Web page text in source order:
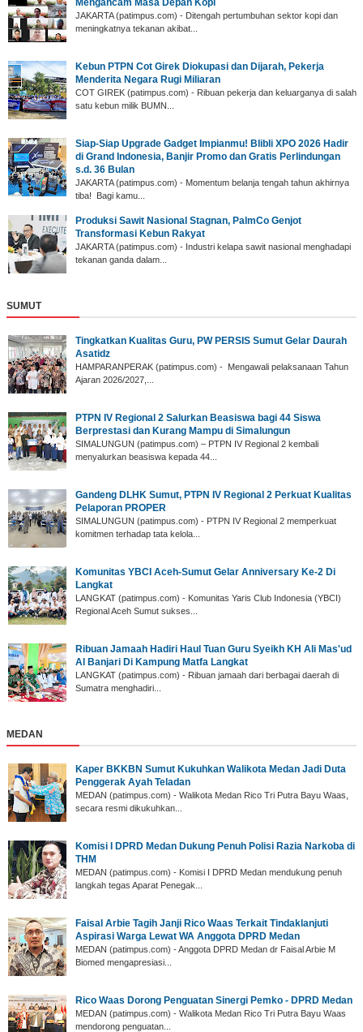
JAKARTA (patimpus.com) - Ditengah pertumbuhan sektor kopi dan
meningkatnya tekanan akibat...
Kebun PTPN Cot Girek Diokupasi dan Dijarah, Pekerja
Menderita Negara Rugi Miliaran
COT GIREK (patimpus.com) - Ribuan pekerja dan keluarganya di salah
satu kebun milik BUMN...
Siap-Siap Upgrade Gadget Impianmu! Blibli XPO 2026 Hadir
di Grand Indonesia, Banjir Promo dan Gratis Perlindungan
s.d. 36 Bulan
JAKARTA (patimpus.com) - Momentum belanja tengah tahun akhirnya
tiba! Bagi kamu...
Produksi Sawit Nasional Stagnan, PalmCo Genjot
Transformasi Kebun Rakyat
JAKARTA (patimpus.com) - Industri kelapa sawit nasional menghadapi
tekanan ganda dalam...
SUMUT
‎Tingkatkan Kualitas Guru, PW PERSIS Sumut Gelar Daurah
Asatidz
‎HAMPARANPERAK (patimpus.com) - Mengawali pelaksanaan Tahun
Ajaran 2026/2027,...
PTPN IV Regional 2 Salurkan Beasiswa bagi 44 Siswa
Berprestasi dan Kurang Mampu di Simalungun
SIMALUNGUN (patimpus.com) – PTPN IV Regional 2 kembali
menyalurkan beasiswa kepada 44...
Gandeng DLHK Sumut, PTPN IV Regional 2 Perkuat Kualitas
Pelaporan PROPER
SIMALUNGUN (patimpus.com) - PTPN IV Regional 2 memperkuat
komitmen terhadap tata kelola...
‎Komunitas YBCI Aceh-Sumut Gelar Anniversary Ke-2 Di
Langkat
LANGKAT (patimpus.com) - Komunitas Yaris Club Indonesia (YBCI)
Regional Aceh Sumut sukses...
‎Ribuan Jamaah Hadiri Haul Tuan Guru Syeikh KH Ali Mas'ud
Al Banjari Di Kampung Matfa Langkat
‎LANGKAT (patimpus.com) - Ribuan jamaah dari berbagai daerah di
Sumatra menghadiri...
MEDAN
Kaper BKKBN Sumut Kukuhkan Walikota Medan Jadi Duta
Penggerak Ayah Teladan
MEDAN (patimpus.com) - Walikota Medan Rico Tri Putra Bayu Waas,
secara resmi dikukuhkan...
Komisi I DPRD Medan Dukung Penuh Polisi Razia Narkoba di
THM
MEDAN (patimpus.com) - Komisi I DPRD Medan mendukung penuh
langkah tegas Aparat Penegak...
Faisal Arbie Tagih Janji Rico Waas Terkait Tindaklanjuti
Aspirasi Warga Lewat WA Anggota DPRD Medan
MEDAN (patimpus.com) - Anggota DPRD Medan dr Faisal Arbie M
Biomed mengapresiasi...
Rico Waas Dorong Penguatan Sinergi Pemko - DPRD Medan
MEDAN (patimpus.com) - Walikota Medan Rico Tri Putra Bayu Waas
mendorong penguatan...